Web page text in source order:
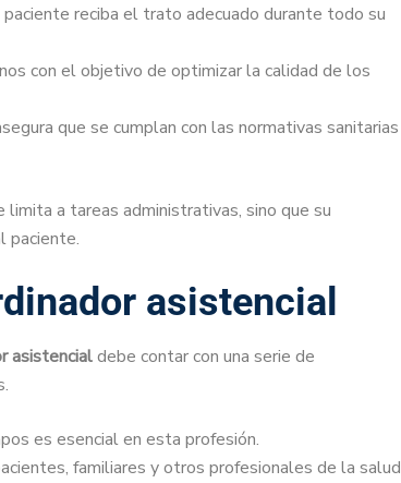
reciba el trato adecuado durante todo su
con el objetivo de optimizar la calidad de los
que se cumplan con las normativas sanitarias
a tareas administrativas, sino que su
paciente.
asistencial
asistencialdebe contar con una serie de
es esencial en esta profesión.
familiares y otros profesionales de la salud